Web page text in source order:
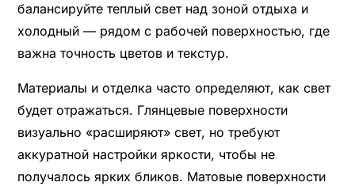
балансируйте теплый свет над зоной отдыха и
холодный — рядом с рабочей поверхностью, где
важна точность цветов и текстур.
Материалы и отделка часто определяют, как свет
будет отражаться. Глянцевые поверхности
визуально «расширяют» свет, но требуют
аккуратной настройки яркости, чтобы не
получалось ярких бликов. Матовые поверхности